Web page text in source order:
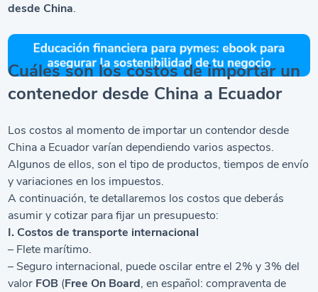
desde China.
Cuáles son los costos de importar un
contenedor desde China a Ecuador
Los costos al momento de importar un contendor desde
China a Ecuador varían dependiendo varios aspectos.
Algunos de ellos, son el tipo de productos, tiempos de envío
y variaciones en los impuestos.
A continuación, te detallaremos los costos que deberás
asumir y cotizar para fijar un presupuesto:
I. Costos de transporte internacional
– Flete marítimo.
– Seguro internacional, puede oscilar entre el 2% y 3% del
valor FOB (Free On Board, en español: compraventa de